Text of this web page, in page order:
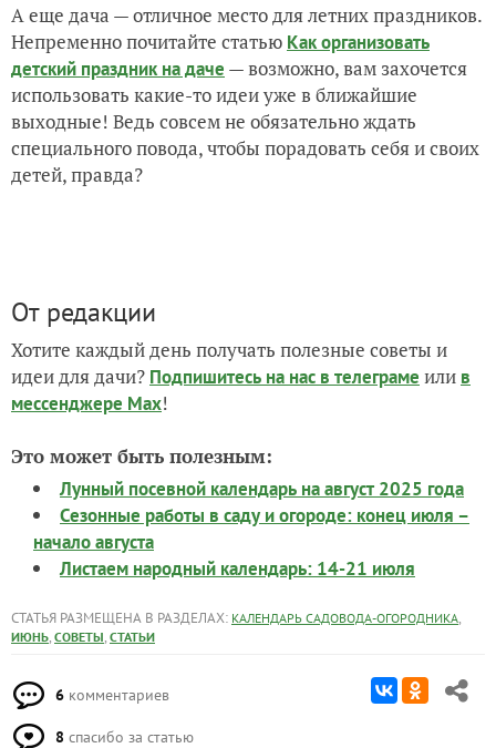
А еще дача — отличное место для летних праздников.
Непременно почитайте статью Как организовать
детский праздник на даче — возможно, вам захочется
использовать какие-то идеи уже в ближайшие
выходные! Ведь совсем не обязательно ждать
специального повода, чтобы порадовать себя и своих
детей, правда?
От редакции
Хотите каждый день получать полезные советы и
идеи для дачи? Подпишитесь на нас в телеграме или в
мессенджере Max!
Это может быть полезным:
Лунный посевной календарь на август 2025 года
Сезонные работы в саду и огороде: конец июля –
начало августа
Листаем народный календарь: 14-21 июля
СТАТЬЯ РАЗМЕЩЕНА В РАЗДЕЛАХ: КАЛЕНДАРЬ САДОВОДА-ОГОРОДНИКА,
ИЮНЬ, СОВЕТЫ, СТАТЬИ
6 комментариев
8 спасибо за статью